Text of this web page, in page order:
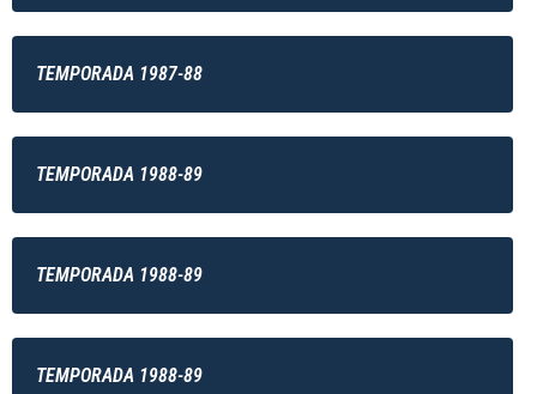
TEMPORADA 1987-88
TEMPORADA 1988-89
TEMPORADA 1988-89
TEMPORADA 1988-89